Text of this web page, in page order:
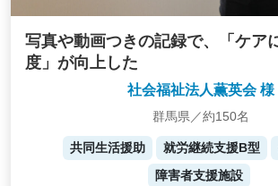
写真や動画つきの記録で、「ケア
度」が向上した
社会福祉法人薫英会 様
群馬県／約150名
共同生活援助 就労継続支援B型
障害者支援施設